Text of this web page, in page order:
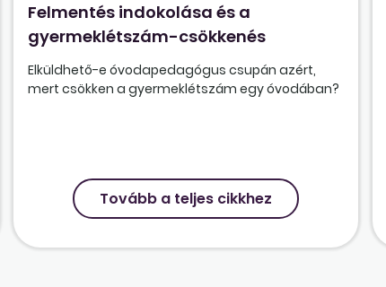
Felmentés indokolása és a
gyermeklétszám-csökkenés
Elküldhető-e óvodapedagógus csupán azért,
mert csökken a gyermeklétszám egy óvodában?
Tovább a teljes cikkhez